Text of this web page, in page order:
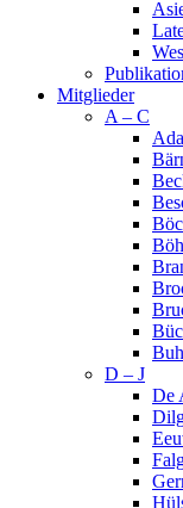
Mitglieder
A – C
D – J
De